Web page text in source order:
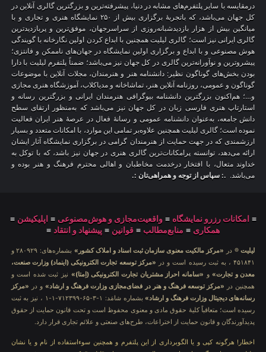
درمقایسه با سایر پلتفرم‌های مشابه در دنیا، پیشرفته‌ترین و بزرگترین گالری آنلاین در
کل جهان می‌باشد، که باتجربهٔ برگزاری بیش از ۲۵۰ نمایشگاه هنری و تجاری و با
میانگین بیش از هزار بازدیدشبانه‌روزی از سراسرجهان، موفق‌ترین و پربازدیدترین
گالری ایرانی نیز است؛ گالری لیلیت همچنین با ابداع کردن اولین نگارخانه با گویندگی
هوش مصنوعی و با ابداع و برگزاری اولین نمایشگاه در جهان‌های ناممکن و فانتزی؛
پیشروترین و نوآورانه‌ترین گالری در کل جهان نیز می‌باشد؛ ضمناً پلتفرم لیلیت با دارا
بودن بخش‌های گوناگون نظیر: دانشنامه هنر و هنرمندان، مجلات آنلاین با موضوعات
گوناگون و عمومی، روزنامه آنلاین هنر، تماشاخانه و مدیاکلاب، آموزشگاه هنری مجازی
و…؛ هم‌اکنون بزرگترین دانشنامه بیوگرافی هنرمندان ایرانی و بزرگترین رسانه و
استارتاپ هنری فارسی زبان در کل جهان نیز می‌باشد که به‌منظور ارتقای سطح
دانش جامعه، به‌عنوان دانشنامه عمومی و رسانهٔ فعال در عرصهٔ هنر ایران فعالیت
نموده است؛ گالری لیلیت همچنین علاوه‌بر تمامی این موارد، با امکانات متعدد و بسیار
ارزشمندی که در جهت حمایت از هنرمندان گرامی در برگزاری نمایشگاه آثار ایشان
ارائه می‌دهد، توانسته پرامکانات‌ترین گالری هنری در جهان نیز باشد، که با توکل به
خداوند متعال، با افتخار درخدمت مخاطبان و اهالی محترم فرهنگ و هنر بوده و
می‌باشد. .: سپاس از توجه و همراهی‌تان :.
≡ امکانات رزرو نمایشگاه ≡واقعیت‌مجازی و هوش‌مصنوعی ≡ اپلیکیشن ≡
همکاری ≡ منابع‌مطالب ≡ قوانین ≡ پیشنهاد و انتقاد ≡
لیلیت® در «مرکز مالکیت معنوی سازمان ثبت اسناد و املاک کشور»
بشماره‌های: ۲۸۰۹۲۹ و
۴۵۱۸۴۱ ، به ثبت رسیده است و در
«مرکز توسعه تجارت الکترونیکی (اینماد) وزارت صنعت،
معدن و تجارت»و «سامانه احراز مشتریان تجارت الکترونیکی (اِمتا)» نیز ثبت شده است و
همچنین در «مرکز توسعه فرهنگ و هنر در فضای‌مجازی وزارت فرهنگ و ارشاد» و در «مرکز
رسانه‌های دیجیتال وزارت فرهنگ و ارشاد»
بشماره شامَد: ۱-۳-۶۵-۷۱۲۳۹۹-۱-۱ ، نیز به ثبت
رسیده است؛ متعاقباً کلیهٔ حقوق مادی و معنوی محفوظ است و تحت قانون حمایت از حقوق
پدیدآورندگان و قانون حمایت از اختراعات، طرح‌های صنعتی و علائم تجاری قرار دارد.
اخطار! هرگونه کپی و یا الگوبرداری از این پلتفرم و همچنین سوءاستفاده از نام و یا نشان